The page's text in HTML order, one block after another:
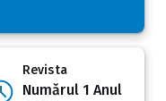
Revista
Numărul 1 Anul